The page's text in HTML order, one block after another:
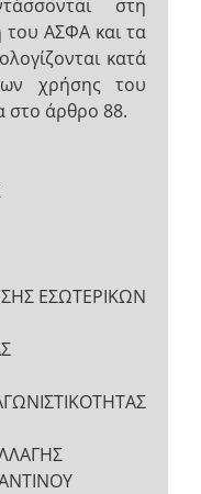
στη
του ΑΣΦΑ και τα
κατά
χρήσης του
στο άρθρο 88.
ΕΣΩΤΕΡΙΚΩΝ